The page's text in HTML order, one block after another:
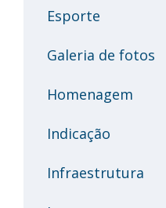
Esporte
Galeria de fotos
Homenagem
Indicação
Infraestrutura